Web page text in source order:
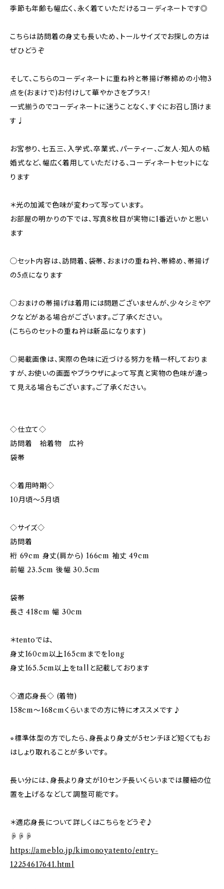
季節も年齢も幅広く、永く着ていただけるコーディネートです◎
こちらは訪問着の身丈も長いため、トールサイズでお探しの方は
ぜひどうぞ
そして、こちらのコーディネートに重ね衿と帯揚げ帯締めの小物3
点を(おまけで)お付けして華やかさをプラス！
一式揃うのでコーディネートに迷うことなく、すぐにお召し頂けま
す♩
お宮参り、七五三、入学式、卒業式、パーティー、ご友人·知人の結
婚式など、幅広く着用していただける、コーディネートセットにな
ります
＊光の加減で色味が変わって写っています。
お部屋の明かりの下では、写真8枚目が実物に1番近いかと思い
ます
◯セット内容は、訪問着、袋帯、おまけの重ね衿、帯締め、帯揚げ
の5点になります
◯おまけの帯揚げは着用には問題ございませんが、少々シミやア
クなどがある場合がございます。ご了承ください。
(こちらのセットの重ね衿は新品になります)
◯掲載画像は、実際の色味に近づける努力を精一杯しておりま
すが、お使いの画面やブラウザによって写真と実物の色味が違っ
て見える場合もございます。ご了承ください。
◇仕立て◇
訪問着 袷着物 広衿
袋帯
◇着用時期◇
10月頃〜5月頃
◇サイズ◇
訪問着
裄 69cm 身丈(肩から) 166cm 袖丈 49cm
前幅 23.5cm 後幅 30.5cm
袋帯
長さ 418cm 幅 30cm
＊tentoでは、
身丈160cm以上165cmまでをlong
身丈165.5cm以上をtallと記載しております
◇適応身長◇ (着物)
158cm～168cmくらいまでの方に特にオススメです♪
⭐︎標準体型の方でしたら、身長より身丈が5センチほど短くてもお
はしょり取れることが多いです。
長い分には、身長より身丈が10センチ長いくらいまでは腰紐の位
置を上げるなどして調整可能です。
＊適応身長について詳しくはこちらをどうぞ♪
☟☟☟
https://ameblo.jp/kimonoyatento/entry-
12254617641.html